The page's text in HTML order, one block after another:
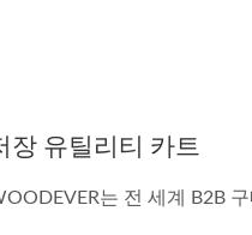
장 유틸리티 카트
는 전 세계 B2B